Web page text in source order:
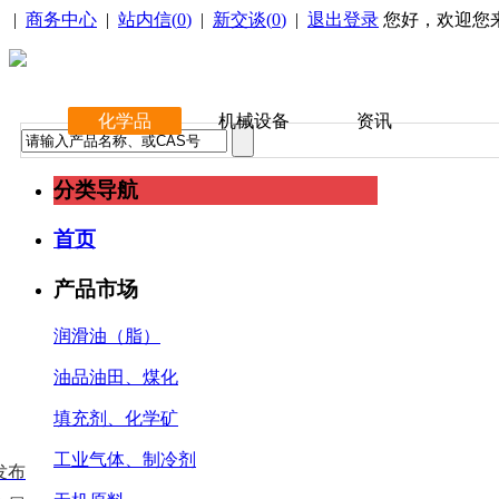
| 商务中心 | 站内信(0) | 新交谈(0) | 退出登录 您好，欢迎您
化学品 机械设备 资讯
分类导航
首页
产品市场
润滑油（脂）
油品油田、煤化
填充剂、化学矿
工业气体、制冷剂
布